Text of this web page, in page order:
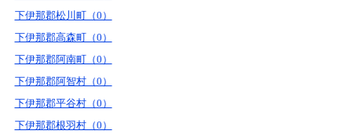
下伊那郡松川町（0）
下伊那郡高森町（0）
下伊那郡阿南町（0）
下伊那郡阿智村（0）
下伊那郡平谷村（0）
下伊那郡根羽村（0）